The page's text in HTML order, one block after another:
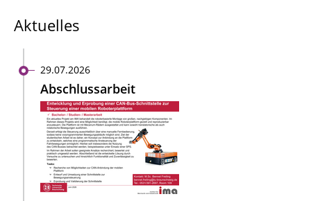
Aktuelles
29.07.2026
Abschlussarbeit